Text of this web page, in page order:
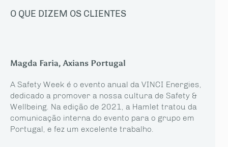
O QUE DIZEM OS CLIENTES
Magda Faria, Axians Portugal
A Safety Week é o evento anual da VINCI Energies,
dedicado a promover a nossa cultura de Safety &
Wellbeing. Na edição de 2021, a Hamlet tratou da
comunicação interna do evento para o grupo em
Portugal, e fez um excelente trabalho.